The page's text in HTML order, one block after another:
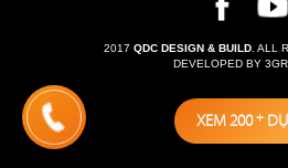
2017 QDC DESIGN & BUILD. ALL
DEVELOPED BY
XEM 200+